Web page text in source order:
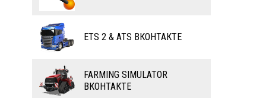
САМОЛЕТЫ
RC ТРАНСПОРТ
КАРТЫ
ETS 2 & ATS ВКОНТАКТЕ
FARMING SIMULATOR
ВКОНТАКТЕ